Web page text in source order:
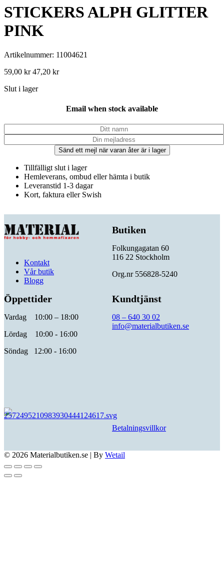
STICKERS ALPH GLITTER
PINK
Artikelnummer: 11004621
59,00 kr 47,20 kr
Slut i lager
Email when stock available
Sänd ett mejl när varan åter är i lager
Tillfälligt slut i lager
Hemleverans, ombud eller hämta i butik
Leveranstid 1-3 dagar
Kort, faktura eller Swish
Kontakt
Vår butik
Blogg
Butiken
Folkungagatan 60
116 22 Stockholm
Org.nr 556828-5240
Öppettider
Vardag 10:00 – 18:00
Lördag 10:00 - 16:00
Söndag 12:00 - 16:00
Kundtjänst
08 – 640 30 02
info@materialbutiken.se
Betalningsvillkor
© 2026 Materialbutiken.se | By Wetail